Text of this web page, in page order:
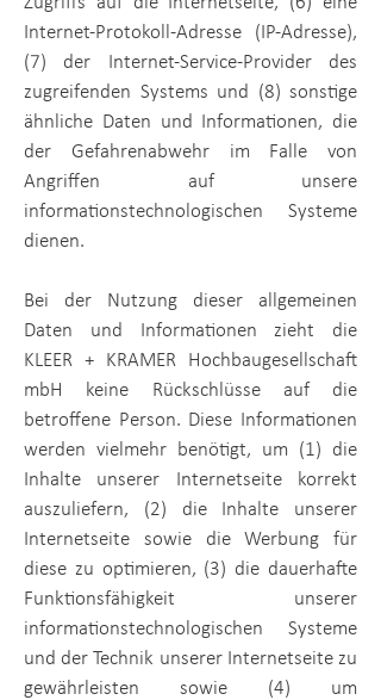
Internet-Protokoll-Adresse (IP-Adresse),
(7) der Internet-Service-Provider des
zugreifenden Systems und (8) sonstige
ähnliche Daten und Informationen, die
der Gefahrenabwehr im Falle von
Angriffen auf unsere
informationstechnologischen Systeme
dienen.
Bei der Nutzung dieser allgemeinen
Daten und Informationen zieht die
KLEER + KRAMER Hochbaugesellschaft
mbH
keine Rückschlüsse auf die
betroffene Person. Diese Informationen
werden vielmehr benötigt, um (1) die
Inhalte unserer Internetseite korrekt
auszuliefern, (2) die Inhalte unserer
Internetseite sowie die Werbung für
diese zu optimieren, (3) die dauerhafte
Funktionsfähigkeit unserer
informationstechnologischen Systeme
und der Technik unserer Internetseite zu
gewährleisten sowie (4) um